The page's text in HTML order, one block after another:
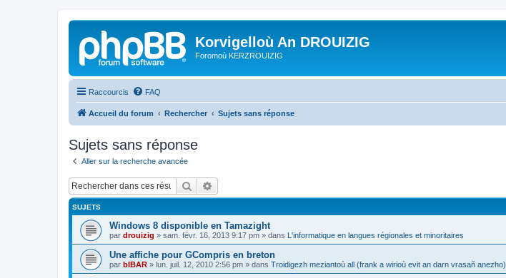
Korvigelloù An DROUIZIG
Foromoù KERZROUIZIG
Raccourcis FAQ
Accueil du forum Rechercher Sujets sans réponse
Sujets sans réponse
Aller sur la recherche avancée
Rechercher
SUJETS
Windows 8 disponible en Tamazight
par drouizig » sam. févr. 16, 2013 9:17 pm » dans L'informatique en langues régionales et minoritaires
Une affiche pour GCompris en breton
par bIBAR » lun. juil. 12, 2010 2:56 pm » dans Troidigezh meziantoù all (frank a wirioù evit an darn vrasañ anezho)